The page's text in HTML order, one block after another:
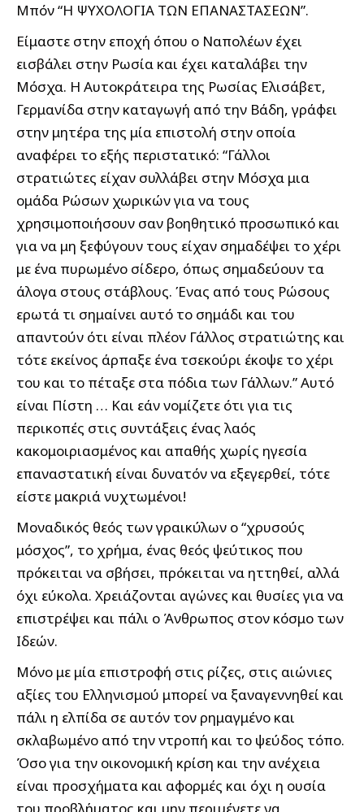
Μπόν “Η ΨΥΧΟΛΟΓΙΑ ΤΩΝ ΕΠΑΝΑΣΤΑΣΕΩΝ”.
Είμαστε στην εποχή όπου ο Ναπολέων έχει
εισβάλει στην Ρωσία και έχει καταλάβει την
Μόσχα. Η Αυτοκράτειρα της Ρωσίας Ελισάβετ,
Γερμανίδα στην καταγωγή από την Βάδη, γράφει
στην μητέρα της μία επιστολή στην οποία
αναφέρει το εξής περιστατικό: “Γάλλοι
στρατιώτες είχαν συλλάβει στην Μόσχα μια
ομάδα Ρώσων χωρικών για να τους
χρησιμοποιήσουν σαν βοηθητικό προσωπικό και
για να μη ξεφύγουν τους είχαν σημαδέψει το χέρι
με ένα πυρωμένο σίδερο, όπως σημαδεύουν τα
άλογα στους στάβλους. Ένας από τους Ρώσους
ερωτά τι σημαίνει αυτό το σημάδι και του
απαντούν ότι είναι πλέον Γάλλος στρατιώτης και
τότε εκείνος άρπαξε ένα τσεκούρι έκοψε το χέρι
του και το πέταξε στα πόδια των Γάλλων.” Αυτό
είναι Πίστη … Και εάν νομίζετε ότι για τις
περικοπές στις συντάξεις ένας λαός
κακομοιριασμένος και απαθής χωρίς ηγεσία
επαναστατική είναι δυνατόν να εξεγερθεί, τότε
είστε μακριά νυχτωμένοι!
Μοναδικός θεός των γραικύλων ο “χρυσούς
μόσχος”, το χρήμα, ένας θεός ψεύτικος που
πρόκειται να σβήσει, πρόκειται να ηττηθεί, αλλά
όχι εύκολα. Χρειάζονται αγώνες και θυσίες για να
επιστρέψει και πάλι ο Άνθρωπος στον κόσμο των
Ιδεών.
Μόνο με μία επιστροφή στις ρίζες, στις αιώνιες
αξίες του Ελληνισμού μπορεί να ξαναγεννηθεί και
πάλι η ελπίδα σε αυτόν τον ρημαγμένο και
σκλαβωμένο από την ντροπή και το ψεύδος τόπο.
Όσο για την οικονομική κρίση και την ανέχεια
είναι προσχήματα και αφορμές και όχι η ουσία